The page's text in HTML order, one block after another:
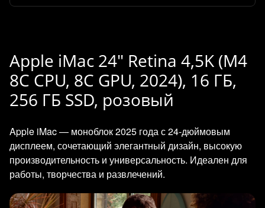
Apple iMac 24" Retina 4,5K (M4
8C CPU, 8C GPU, 2024), 16 ГБ,
256 ГБ SSD, розовый
Apple iMac — моноблок 2025 года с 24‑дюймовым
дисплеем, сочетающий элегантный дизайн, высокую
производительность и универсальность. Идеален для
работы, творчества и развлечений.